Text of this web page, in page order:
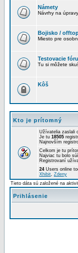
Námety
Návrhy na
Bojisko /
Miesto pre
Testovacie
Tu si môžete
Kôš
Kto je prítomný
Užívatelia zaslali
Je tu 18505
Najnovším
Celkom je tu
Najviac tu bolo
Registrovaní
24 Users online
Xhibit, Zdeny
Tieto dáta sú založené na
Prihlásenie